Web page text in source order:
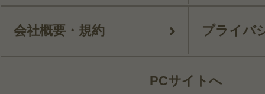
会社概要・規約 プライバ
PCサイトへ